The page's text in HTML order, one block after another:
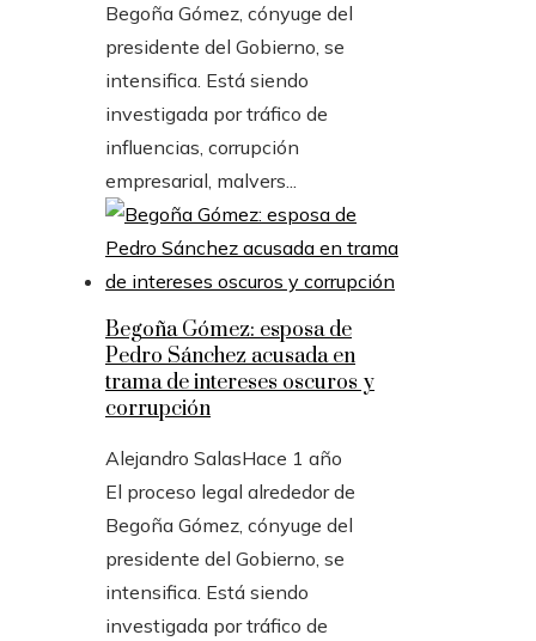
Begoña Gómez, cónyuge del
presidente del Gobierno, se
intensifica. Está siendo
investigada por tráfico de
influencias, corrupción
empresarial, malvers...
Begoña Gómez: esposa de
Pedro Sánchez acusada en
trama de intereses oscuros y
corrupción
Alejandro SalasHace 1 año
El proceso legal alrededor de
Begoña Gómez, cónyuge del
presidente del Gobierno, se
intensifica. Está siendo
investigada por tráfico de